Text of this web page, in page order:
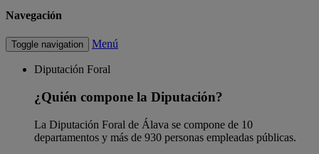
Navegación
Toggle navigation Menú
Diputación Foral
¿Quién compone la Diputación?
La Diputación Foral de Álava se compone de 10
departamentos y más de 930 personas empleadas públicas.